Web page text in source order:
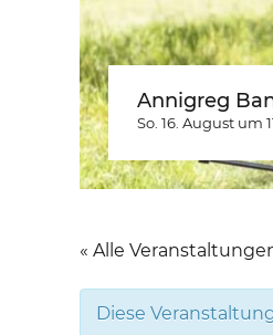
Annigreg
So. 16. August um
« Alle
Diese